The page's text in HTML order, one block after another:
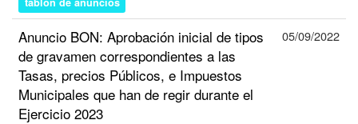
Anuncio BON: Aprobación inicial de tipos
de gravamen correspondientes a las
Tasas, precios Públicos, e Impuestos
Municipales que han de regir durante el
Ejercicio 2023
05/09/2022